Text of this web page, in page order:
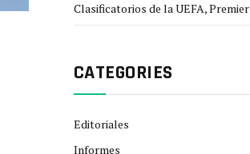
Clasificatorios de la UEFA,
CATEGORIES
Editoriales
Informes